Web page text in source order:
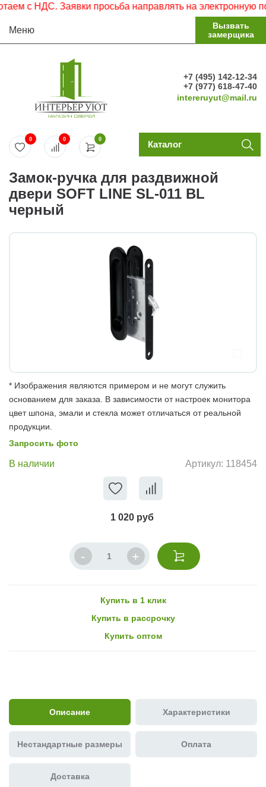
с НДС. Заявки просьба направлять на электронную
Меню
Вызвать
замерщика
+7 (495) 142-12-34
+7 (977) 618-47-40
intereruyut@mail.ru
0
0 0 Каталог
Замок-ручка для раздвижной
двери SOFT LINE SL-011 BL
черный
* Изображения являются примером и не могут служить
основанием для заказа. В зависимости от настроек монитора
цвет шпона, эмали и стекла может отличаться от реальной
продукции.
Запросить фото
В наличии Артикул: 118454
1 020 руб
Купить в 1 клик
Купить в рассрочку
Купить оптом
Описание Характеристики
Нестандартные размеры Оплата
Доставка